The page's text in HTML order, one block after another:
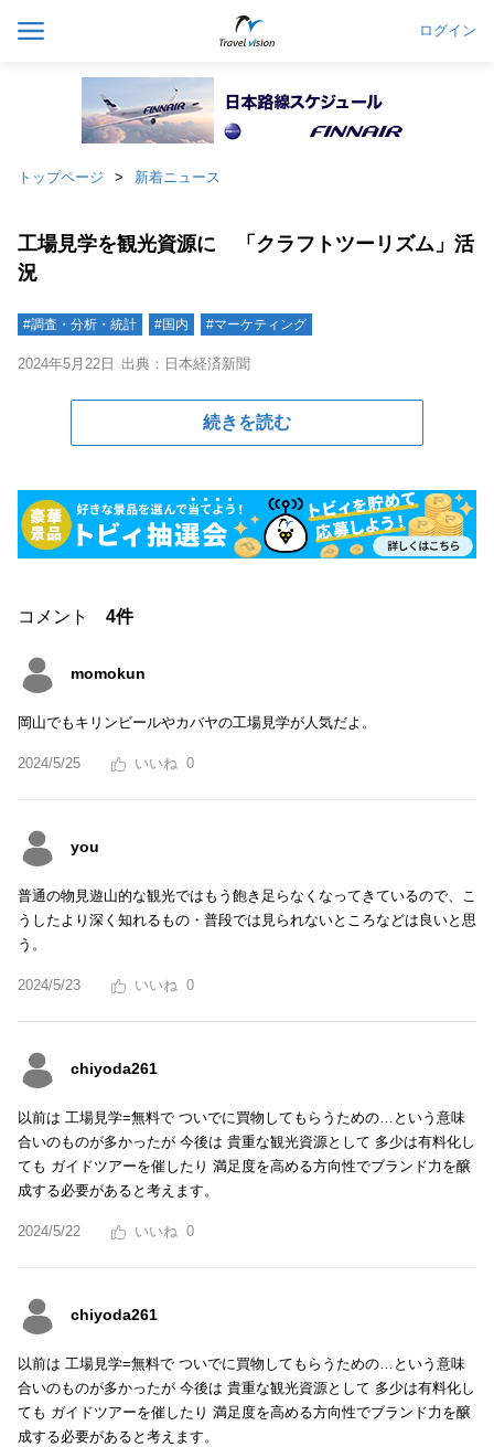
ログイン
トップページ 新着ニュース
工場見学を観光資源に 「クラフトツーリズム」活
況
#調査・分析・統計 #国内 #マーケティング
2024年5月22日 出典：日本経済新聞
続きを読む
コメント 4件
momokun
岡山でもキリンビールやカバヤの工場見学が人気だよ。
2024/5/25 0
you
普通の物見遊山的な観光ではもう飽き足らなくなってきているので、こ
うしたより深く知れるもの・普段では見られないところなどは良いと思
う。
2024/5/23 0
chiyoda261
以前は 工場見学=無料で ついでに買物してもらうための…という意味
合いのものが多かったが 今後は 貴重な観光資源として 多少は有料化し
ても ガイドツアーを催したり 満足度を高める方向性でブランド力を醸
成する必要があると考えます。
2024/5/22 0
chiyoda261
以前は 工場見学=無料で ついでに買物してもらうための…という意味
合いのものが多かったが 今後は 貴重な観光資源として 多少は有料化し
ても ガイドツアーを催したり 満足度を高める方向性でブランド力を醸
成する必要があると考えます。